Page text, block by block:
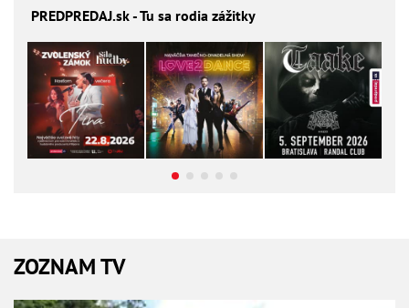
PREDPREDAJ.sk - Tu sa rodia zážitky
ZOZNAM TV